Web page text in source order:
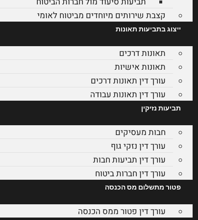
קצבת שירותים מיוחדים מביטוח לאומי
ייצוג בתביעות תאונות
תאונות דרכים
תאונות אישיות
עורך דין תאונות דרכים
עורך דין תאונות עבודה
תביעות נזיקין
חבות מעסיקים
עורך דין נזקי גוף
עורך דין תביעות חבות
עורך דין חברות ביטוח
פטור מתשלום מס הכנסה
עורך דין פטור ממס הכנסה